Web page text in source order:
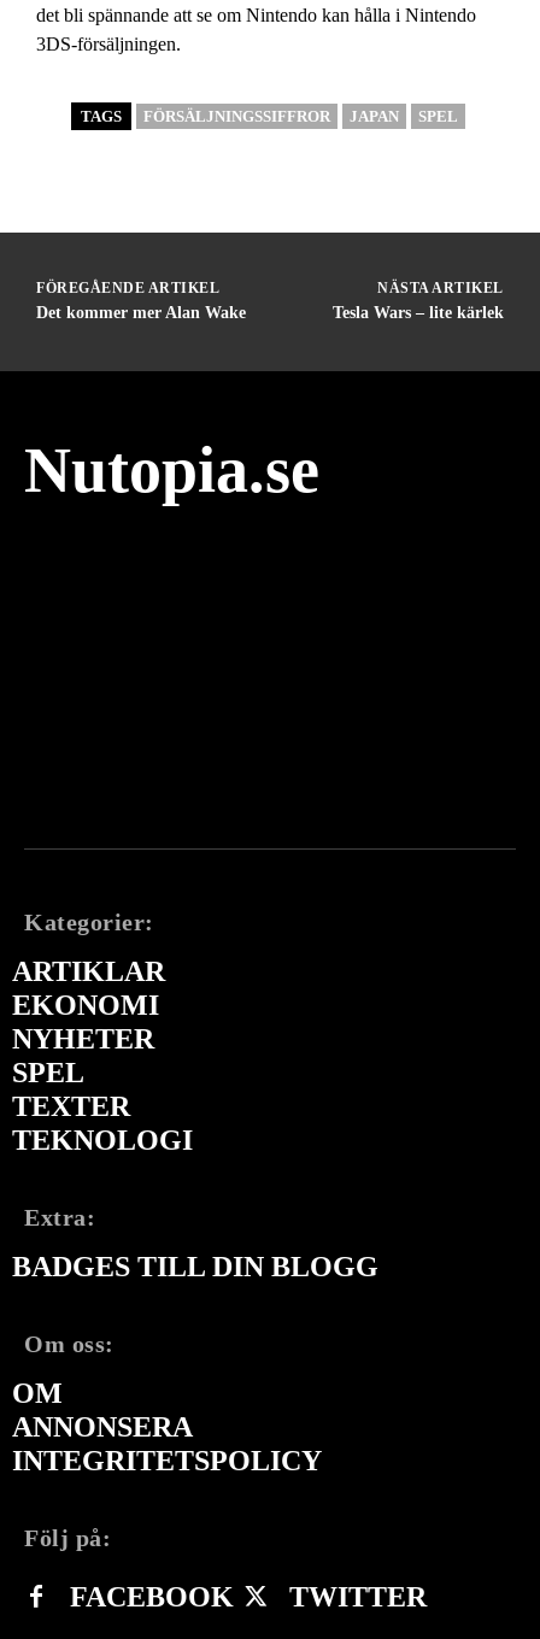
det bli spännande att se om Nintendo kan hålla i Nintendo
3DS-försäljningen.
TAGS FÖRSÄLJNINGSSIFFROR JAPAN SPEL
FÖREGÅENDE ARTIKEL
Det kommer mer Alan Wake
NÄSTA ARTIKEL
Tesla Wars – lite kärlek
Nutopia.se
Kategorier:
ARTIKLAR
EKONOMI
NYHETER
SPEL
TEXTER
TEKNOLOGI
Extra:
BADGES TILL DIN BLOGG
Om oss:
OM
ANNONSERA
INTEGRITETSPOLICY
Följ på:
FACEBOOK TWITTER